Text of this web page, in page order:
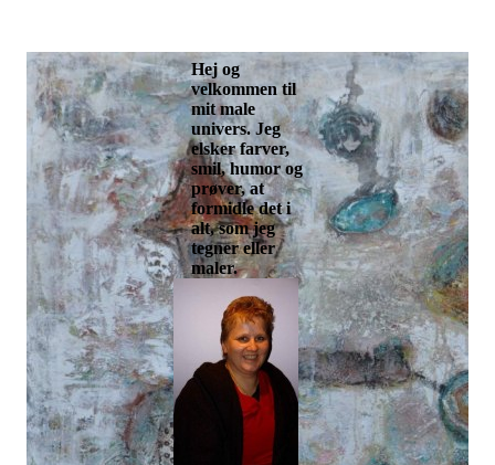
Hej og
velkommen til
mit male
univers. Jeg
elsker farver,
smil, humor og
prøver, at
formidle det i
alt, som jeg
tegner eller
maler.